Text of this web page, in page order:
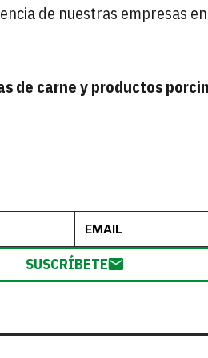
de nuestras empresas
de carne y productos
SUSCRÍBETE